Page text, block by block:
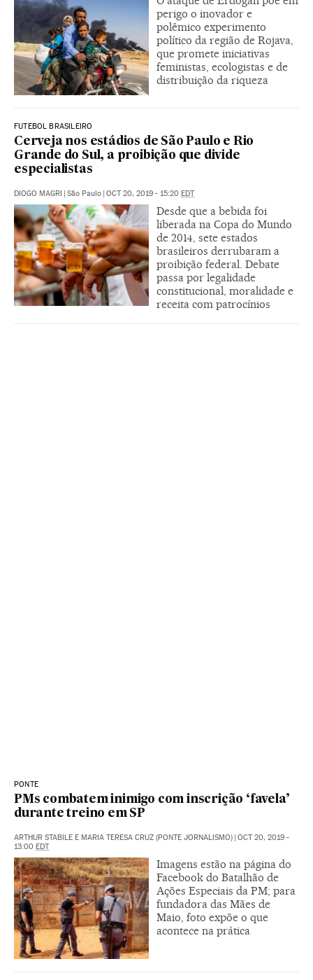
perigo o inovador e
polêmico experimento
político da região de Rojava,
que promete iniciativas
feministas, ecologistas e de
distribuição da riqueza
FUTEBOL BRASILEIRO
Cerveja nos estádios de São Paulo e Rio
Grande do Sul, a proibição que divide
especialistas
DIOGO MAGRI | São Paulo | OCT 20, 2019 - 15:20 EDT
Desde que a bebida foi
liberada na Copa do Mundo
de 2014, sete estados
brasileiros derrubaram a
proibição federal. Debate
passa por legalidade
constitucional, moralidade e
receita com patrocínios
PONTE
PMs combatem inimigo com inscrição ‘favela’
durante treino em SP
ARTHUR STABILE E MARIA TERESA CRUZ (PONTE JORNALISMO) | OCT 20, 2019 -
13:00 EDT
Imagens estão na página do
Facebook do Batalhão de
Ações Especiais da PM; para
fundadora das Mães de
Maio, foto expõe o que
acontece na prática